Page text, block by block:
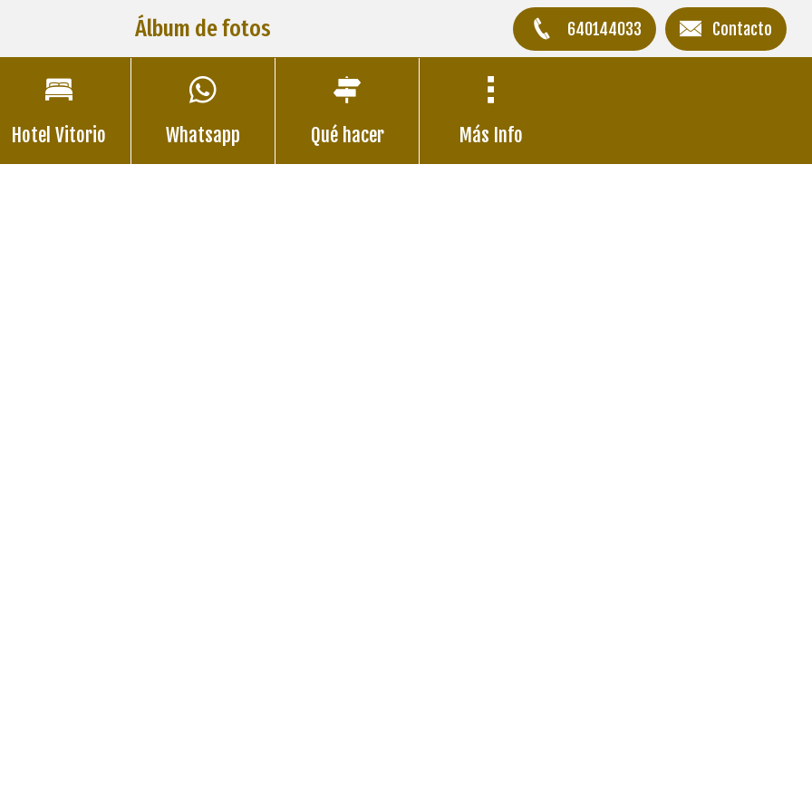
Álbum de fotos 640144033 Contacto
Hotel Vitorio Whatsapp Qué hacer Más Info